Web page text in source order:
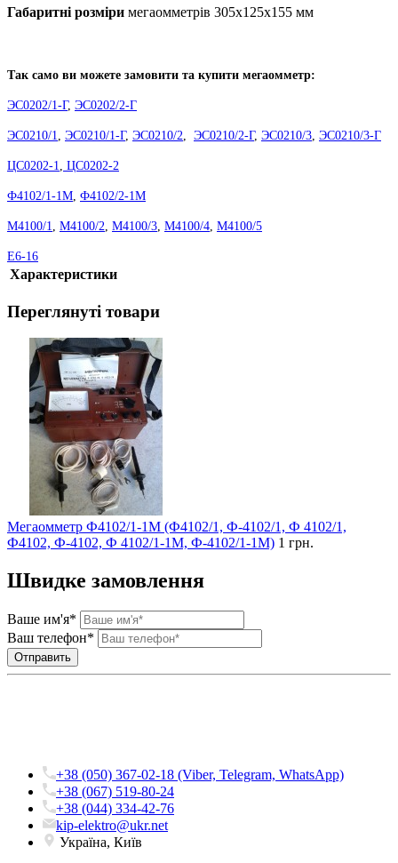
Габаритні розміри мегаомметрів 305х125х155 мм
Так само ви можете замовити та купити мегаомметр:
ЭС0202/1-Г, ЭС0202/2-Г
ЭС0210/1 ЭС0210/1-Г, ЭС0210/2 ЭС0210/2-Г, ЭС0210/3 ЭС0210/3-Г
ЦС0202-1 ЦС0202-2
Ф4102/1-1М Ф4102/2-1М
М4100/1 М4100/2 М4100/3 М4100/4 М4100/5
Е6-16
Характеристики
Переглянуті товари
Мегаомметр Ф4102/1-1М (Ф4102/1, Ф-4102/1, Ф 4102/1,
Ф4102, Ф-4102, Ф 4102/1-1М, Ф-4102/1-1М) 1 грн.
Швидке замовлення
Ваше им'я*
Ваш телефон*
+38 (050) 367-02-18 (Viber, Telegram, WhatsApp)
+38 (067) 519-80-24
+38 (044) 334-42-76
kip-elektro@ukr.net
Україна, Київ